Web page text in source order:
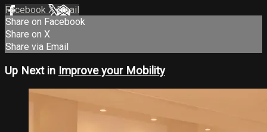
Facebook XEmail
Share on Facebook
Share on X
Share via Email
Up Next in Improve your Mobility